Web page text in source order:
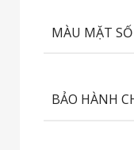
MÀU MẶT SỐ
BẢO HÀNH